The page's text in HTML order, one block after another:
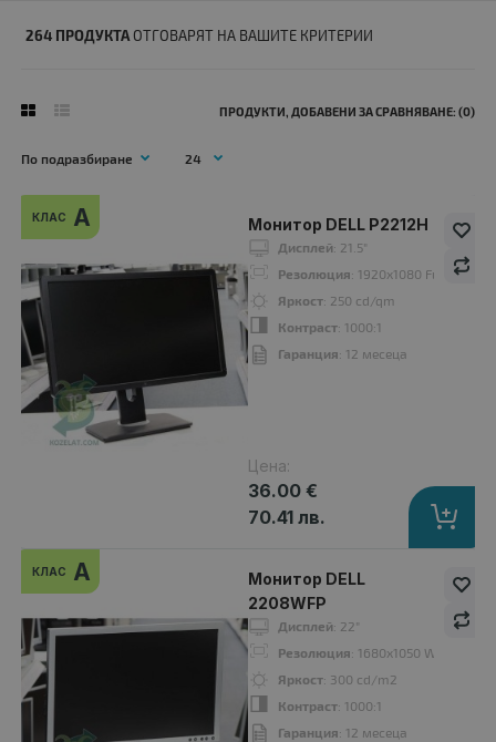
264 ПРОДУКТАОТГОВАРЯТ НА ВАШИТЕ КРИТЕРИИ
ПРОДУКТИ, ДОБАВЕНИ ЗА СРАВНЯВАНЕ: (0)
A
36.00 €
Резолюция: 1920x1080 Full HD 16:9
КЛАС A Монитор DELL P2212H
Дисплей: 21.5"
Резолюция: 1920x1080 Full HD
Яркост: 250 cd/qm
Контраст: 1000:1
Гаранция: 12 месеца
Цена:
36.00 €
70.41 лв.
КЛАС A
Монитор DELL
2208WFP
Дисплей: 22"
Резолюция: 1680x1050
Яркост: 300 cd/m2
Контраст: 1000:1
Гаранция: 12 месеца